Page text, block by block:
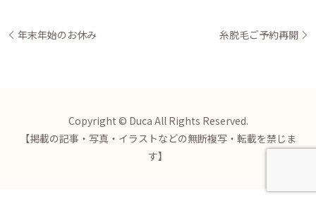
年末年始のお休み 糸脱毛ご予約再開
Copyright © Duca All Rights Reserved.
【掲載の記事・写真・イラストなどの無断複写・転載を禁じま
す】